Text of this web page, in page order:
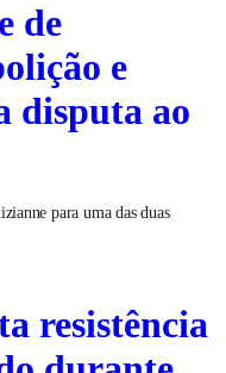
de
e
disputa ao
para uma das duas
resistência